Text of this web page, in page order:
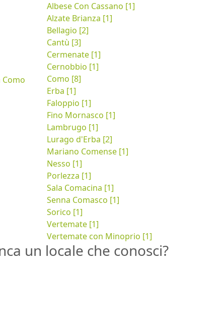
Como
Albese Con Cassano [1]
Alzate Brianza [1]
Bellagio [2]
Cantù [3]
Cermenate [1]
Cernobbio [1]
Como [8]
Erba [1]
Faloppio [1]
Fino Mornasco [1]
Lambrugo [1]
Lurago d'Erba [2]
Mariano Comense [1]
Nesso [1]
Porlezza [1]
Sala Comacina [1]
Senna Comasco [1]
Sorico [1]
Vertemate [1]
Vertemate con Minoprio [1]
un locale che conosci?